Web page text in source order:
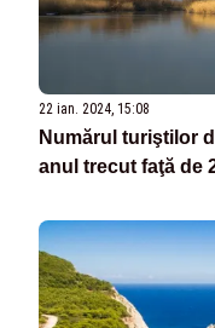
22 ian. 2024, 15:08
Numărul turiştilor
anul trecut faţă de